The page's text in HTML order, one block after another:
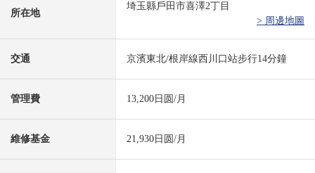
所在地
埼玉縣戶田市喜澤2丁目
> 周邊地圖
交通 京濱東北/根岸線西川口站步行14分鐘
管理費 13,200日圆/月
維修基金 21,930日圆/月